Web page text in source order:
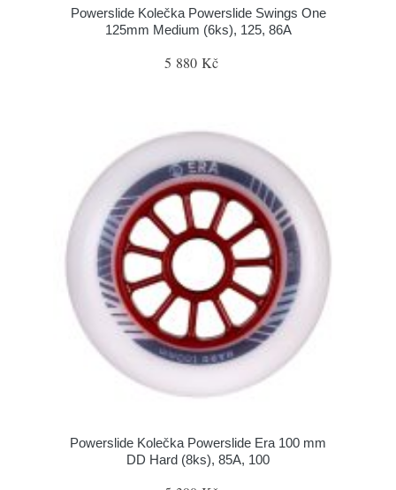
Powerslide Kolečka Powerslide Swings One
125mm Medium (6ks), 125, 86A
5 880 Kč
Powerslide Kolečka Powerslide Era 100 mm
DD Hard (8ks), 85A, 100